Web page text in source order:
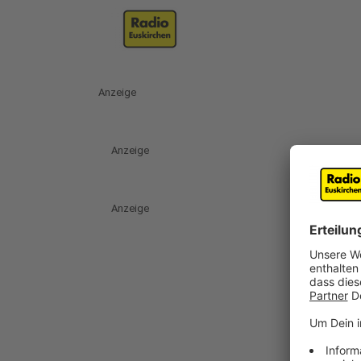
Anzeige
Anzeige
Anzeige